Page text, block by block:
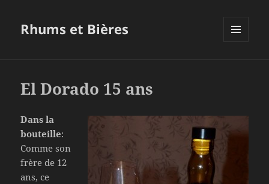
Rhums et Bières
El Dorado 15 ans
Dans la
bouteille:
Comme son
frère de 12
ans, ce